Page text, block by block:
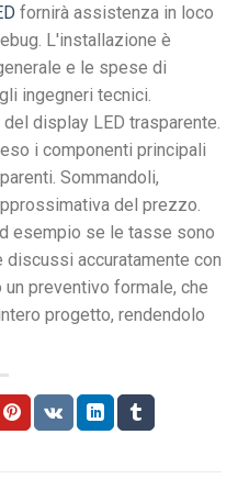
fornirà assistenza in loco
L'installazione è
e le spese di
ingegneri tecnici.
display LED trasparente.
i componenti principali
Sommandoli,
del prezzo.
esempio se le tasse sono
accuratamente con
preventivo formale, che
progetto, rendendolo